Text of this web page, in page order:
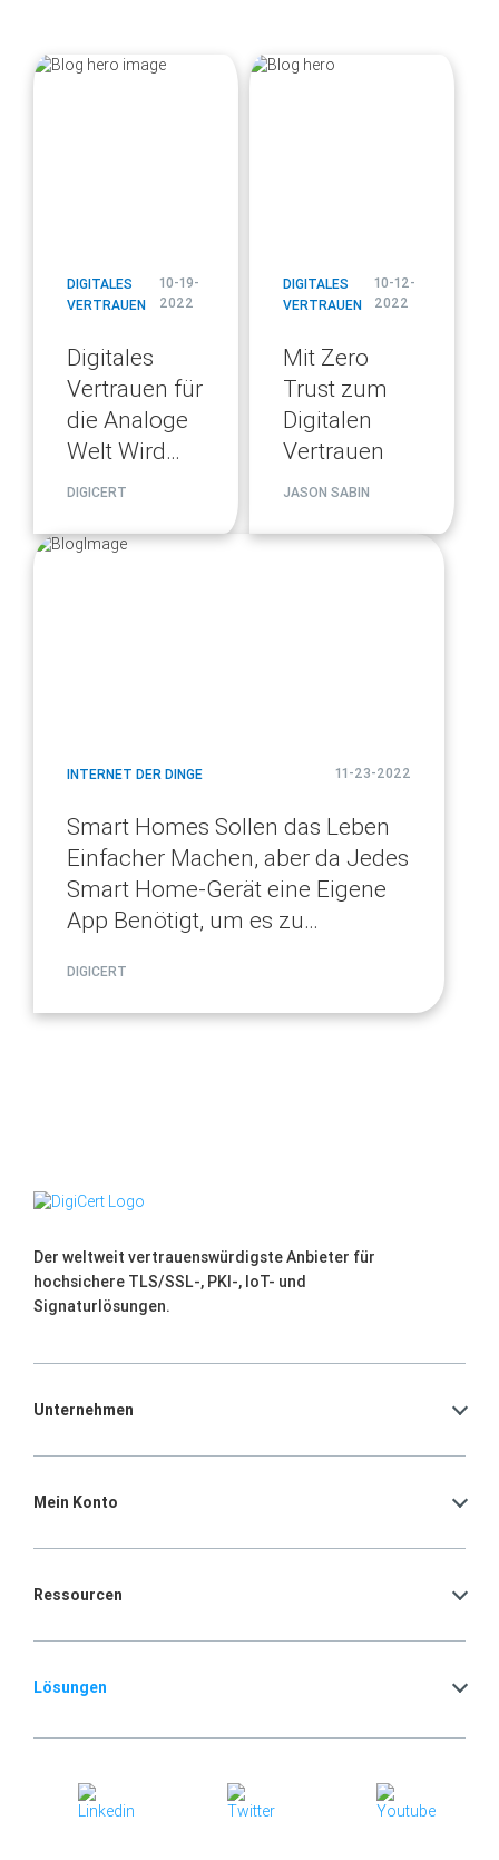
blog
DIGITALES
VERTRAUEN
10-19-
2022
Digitales
Vertrauen für
die Analoge
Welt Wird
Wirklichkeit
DIGICERT
blog
DIGITALES
VERTRAUEN
10-12-
2022
Mit Zero
Trust zum
Digitalen
Vertrauen
JASON SABIN
blog
INTERNET DER DINGE 11-23-2022
Smart Homes Sollen das Leben
Einfacher Machen, aber da Jedes
Smart Home-Gerät eine Eigene
App Benötigt, um es zu
Verbraucher Nicht Einfach, ihre
Verschiedenen Geräte zu
DIGICERT
Der weltweit vertrauenswürdigste Anbieter für
hochsichere TLS/SSL-, PKI-, IoT- und
Signaturlösungen.
Unternehmen
Mein Konto
Ressourcen
Lösungen